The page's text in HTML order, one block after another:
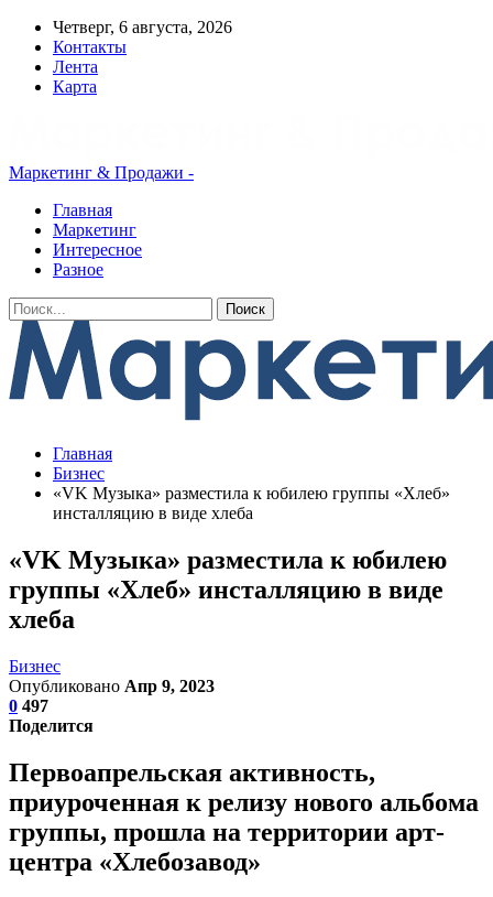
Четверг, 6 августа, 2026
Контакты
Лента
Карта
Маркетинг & Продажи -
Главная
Маркетинг
Интересное
Разное
Главная
Бизнес
«VK Музыка» разместила к юбилею группы «Хлеб»
инсталляцию в виде хлеба
«VK Музыка» разместила к юбилею
группы «Хлеб» инсталляцию в виде
хлеба
Бизнес
Опубликовано Апр 9, 2023
0 497
Поделится
Первоапрельская активность,
приуроченная к релизу нового альбома
группы, прошла на территории арт-
центра «Хлебозавод»